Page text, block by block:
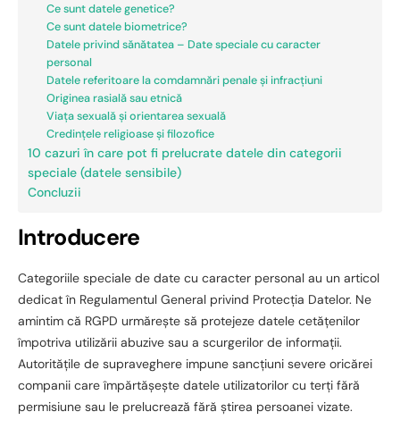
Ce sunt datele genetice?
Ce sunt datele biometrice?
Datele privind sănătatea – Date speciale cu caracter
personal
Datele referitoare la comdamnări penale și infracțiuni
Originea rasială sau etnică
Viața sexuală și orientarea sexuală
Credințele religioase și filozofice
10 cazuri în care pot fi prelucrate datele din categorii
speciale (datele sensibile)
Concluzii
Introducere
Categoriile speciale de date cu caracter personal au un articol
dedicat în Regulamentul General privind Protecția Datelor. Ne
amintim că RGPD urmărește să protejeze datele cetățenilor
împotriva utilizării abuzive sau a scurgerilor de informații.
Autoritățile de supraveghere impune sancțiuni severe oricărei
companii care împărtășește datele utilizatorilor cu terți fără
permisiune sau le prelucrează fără știrea persoanei vizate.